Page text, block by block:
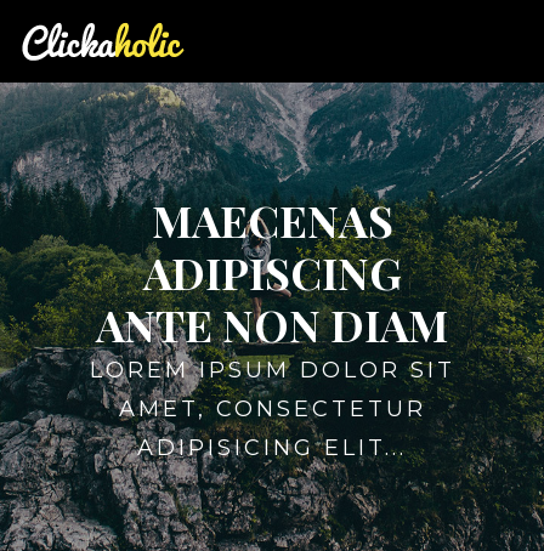
MAECENAS
ADIPISCING
ANTE NON DIAM
LOREM IPSUM DOLOR SIT
AMET, CONSECTETUR
ADIPISICING ELIT...